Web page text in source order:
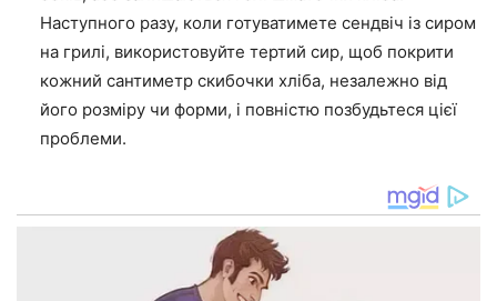
Наступного разу, коли готуватимете сендвіч із сиром
на грилі, використовуйте тертий сир, щоб покрити
кожний сантиметр скибочки хліба, незалежно від
його розміру чи форми, і повністю позбудьтеся цієї
проблеми.